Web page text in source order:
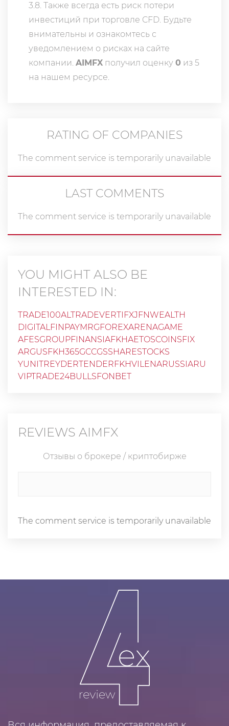
3.8. Также всегда еcть риск потери
инвестиций при торговле CFD. Будьте
внимательны и ознакомтесь с
уведомлением о рисках на сайте
компании. AIMFX получил оценку 0 из 5
на нашем ресурсе.
RATING OF COMPANIES
The comment service is temporarily unavailable
LAST COMMENTS
The comment service is temporarily unavailable
YOU MIGHT ALSO BE
INTERESTED IN:
TRADE100ALTRADEVERTIFXJFNWEALTH
DIGITALFINPAYMRGFOREXARENAGAME
AFESGROUPFINANSIAFKHAETOSCOINSFIX
ARGUSFKH365GCCGSSHARESTOCKS
YUNITREYDERTENDERFKHVILENARUSSIARU
VIPTRADE24BULLSFONBET
REVIEWS AIMFX
Отзывы о брокере / криптобирже
The comment service is temporarily unavailable